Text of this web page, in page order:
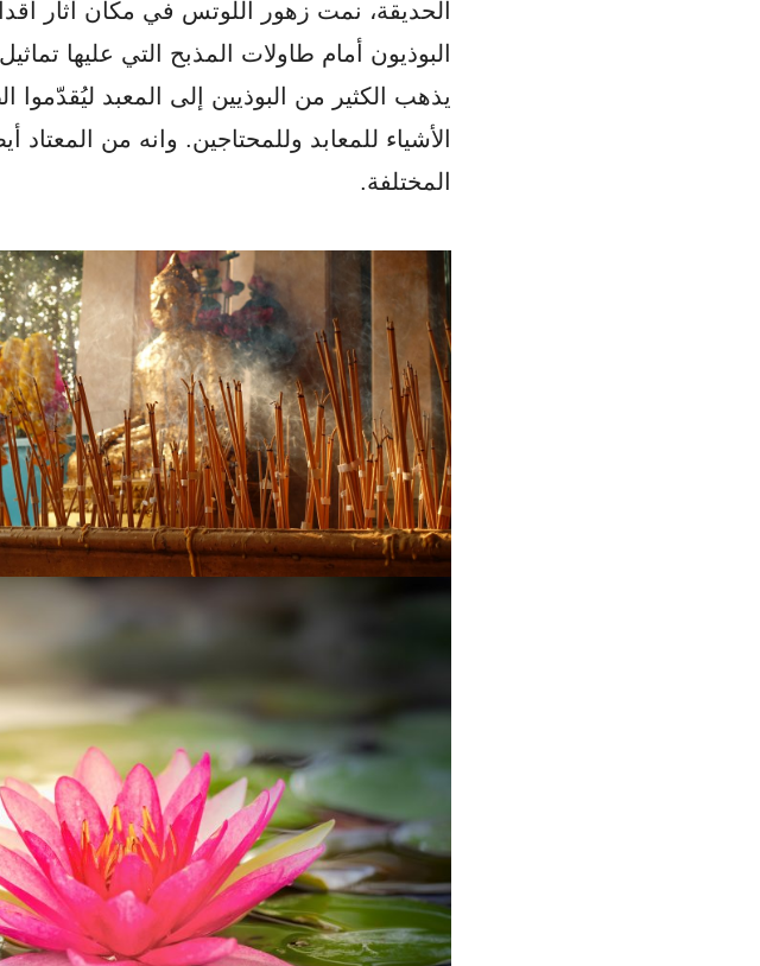
الحديقة، نمت زهور اللوتس في مكان آثار
البوذيون أمام طاولات المذبح التي عليها
يذهب الكثير من البوذيين إلى المعبد ليُقدّموا
الأشياء للمعابد وللمحتاجين. وانه من المعتاد
المختلفة.